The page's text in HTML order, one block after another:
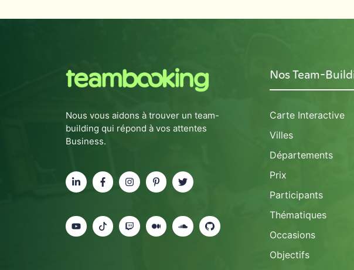
Nous vous aidons à trouver un team-
building qui répond à vos attentes
Business.
Nos Team-
Carte Interactive
Villes
Départements
Prix
Participants
Thématiques
Occasions
Objectifs